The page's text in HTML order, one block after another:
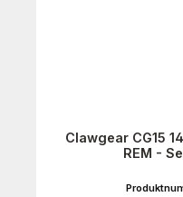
Clawgear CG15
REM -